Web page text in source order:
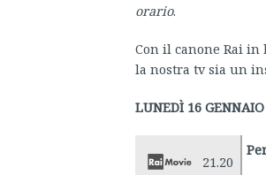
orario.
Con il canone Rai
la nostra tv sia un
LUNEDÌ 16 GENNAIO
21.20